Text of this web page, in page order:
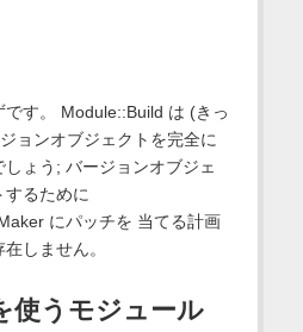
です。 Module::Build は (きっ
ョンオブジェクトを完全に
ょう; バージョンオブジェ
するために
にパッチを 当てる計画
しません。
使うモジュール